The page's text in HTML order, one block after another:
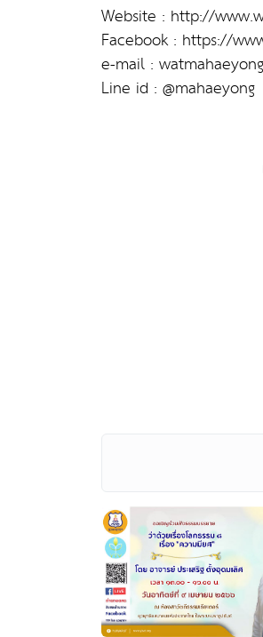
Website : http://
Facebook : https://
e-mail :
Line id : @mahaeyong